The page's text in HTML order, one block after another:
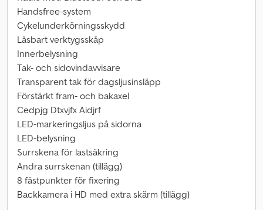
Handsfree-system
Cykelunderkörningsskydd
Låsbart verktygsskåp
Innerbelysning
Tak- och sidovindavvisare
Transparent tak för dagsljusinsläpp
Förstärkt fram- och bakaxel
Cedpjg Dtxvjfx Aidjrf
LED-markeringsljus på sidorna
LED-belysning
Surrskena för lastsäkring
Andra surrskenan (tillägg)
8 fästpunkter för fixering
Backkamera i HD med extra skärm (tillägg)